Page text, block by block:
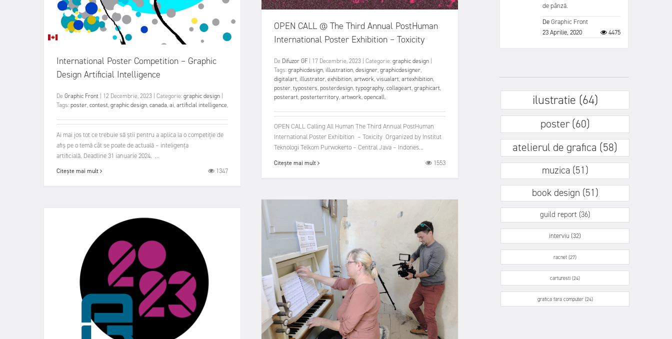
OPEN CALL @ The Third Annual PostHuman
International Poster Exhibition – Toxicity
De Difuzor GF 17 Decembrie, 2023 Categorie:graphic design
Tags:graphicdesign, illustration,designer,graphicdesigner,
digitalart, illustrator,exhibition,artwork,visualart,artexhibition,
poster,typosters,posterdesign,typography,collageart,graphicart,
posterart,posterterritory,artwork,opencall,
OPEN CALL Calling All Human The Third Annual PostHuman
International Poster Exhibition – Toxicity Organized by Institut
Teknologi Telkom Purwokerto – Central Java – Indones...
Citește mai mult 1553
International Poster Competition – Graphic
Design Artificial Intelligence
De Graphic Front 12 Decembrie, 2023 Categorie:graphic design
Tags:poster,contest,graphic design,canada,ai,artificlal intelligence,
Ai mai jos tot ce trebuie să știi pentru a aplica la o competiție de
afiș pe o temă cât se poate de actuală – inteligența
artificială. Deadline 31 ianuarie 2024. ...
Citește mai mult 1347
de pânză.
DeGraphic Front
23 Aprilie, 2020
4475
ilustratie (64)
poster (60)
atelierul de grafica (58)
muzica (51)
book design (51)
guild report (36)
interviu (32)
racnet (27)
carturesti (24)
grafica fara computer (24)